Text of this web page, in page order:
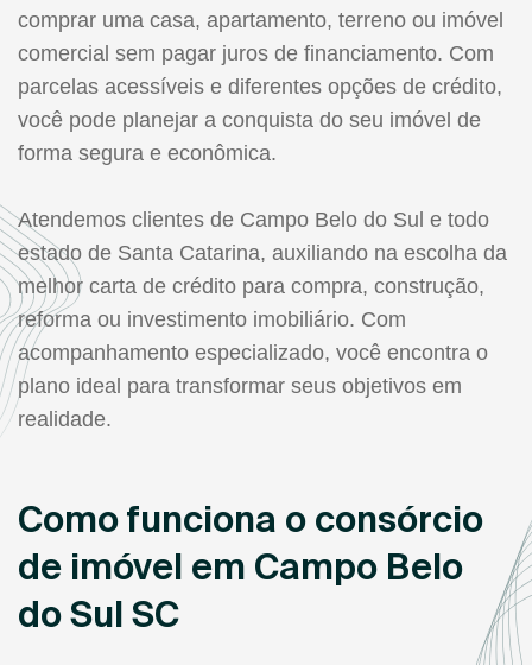
comprar uma casa, apartamento, terreno ou imóvel
comercial sem pagar juros de financiamento. Com
parcelas acessíveis e diferentes opções de crédito,
você pode planejar a conquista do seu imóvel de
forma segura e econômica.
Atendemos clientes de Campo Belo do Sul e todo
estado de Santa Catarina, auxiliando na escolha da
melhor carta de crédito para compra, construção,
reforma ou investimento imobiliário. Com
acompanhamento especializado, você encontra o
plano ideal para transformar seus objetivos em
realidade.
Como funciona o consórcio
de imóvel em Campo Belo
do Sul SC